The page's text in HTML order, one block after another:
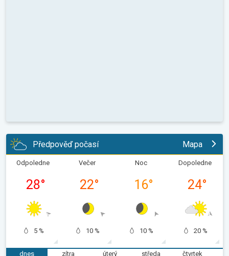
Předpověď počasí Mapa
Odpoledne
28°
5 %
Večer
22°
10 %
Noc
16°
10 %
Dopoledne
24°
20 %
dnes
zítra
úterý
středa
čtvrtek